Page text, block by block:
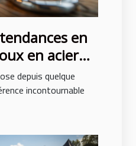
en
en acier
depuis quelque
incontournable